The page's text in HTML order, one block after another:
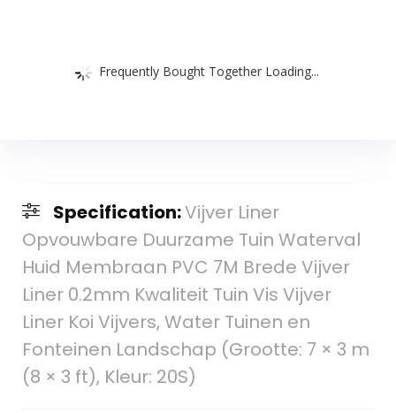
Frequently Bought Together Loading...
Specification:Vijver Liner
Opvouwbare Duurzame Tuin Waterval
Huid Membraan PVC 7M Brede Vijver
Liner 0.2mm Kwaliteit Tuin Vis Vijver
Liner Koi Vijvers, Water Tuinen en
Fonteinen Landschap (Grootte: 7 × 3 m
(8 × 3 ft), Kleur: 20S)